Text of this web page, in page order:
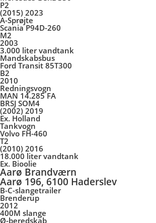
P2
(2015) 2023
A-Sprøjte
Scania P94D-260
M2
2003
3.000 liter vandtank
Mandskabsbus
Ford Transit 85T300
B2
2010
Redningsvogn
MAN 14.285 FA
BRSJ SOM4
(2002) 2019
Ex. Holland
Tankvogn
Volvo FH-460
T2
(2010) 2016
18.000 liter vandtank
Ex. Bioolie
Aarø Brandværn
Aarø 196, 6100 Haderslev
B-C-slangetrailer
Brenderup
2012
400M slange
Ø-beredskab